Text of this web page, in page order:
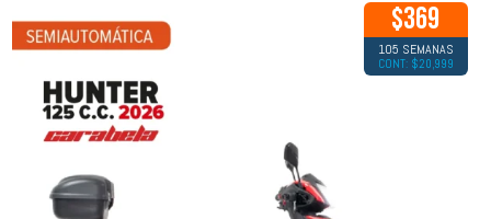
$369
105 SEMANAS
CONT: $20,999